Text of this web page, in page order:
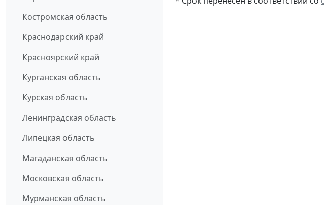
Костромская область
Краснодарский край
Красноярский край
Курганская область
Курская область
Ленинградская область
Липецкая область
Магаданская область
Московская область
Мурманская область